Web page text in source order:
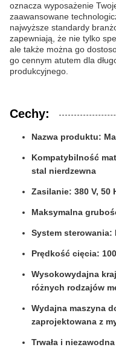
oznacza wyposażenie
zaawansowane
najwyższe standardy
zapewniają, że nie tylko
ale także można go
go cennym atutem dla
produkcyjnego.
Cechy:
Nazwa produktu:
Kompatybilność
stal nierdzewna
Zasilanie: 380 V, 50
Maksymalna
System sterowania:
Prędkość cięcia:
Wysokowydajna
różnych rodzajów
Wydajna maszyna
zaprojektowana z
Trwała i